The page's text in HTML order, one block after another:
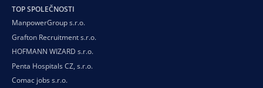
TOP SPOLEČNOSTI
ManpowerGroup s.r.o.
Grafton Recruitment s.r.o.
HOFMANN WIZARD s.r.o.
Penta Hospitals CZ, s.r.o.
Comac jobs s.r.o.